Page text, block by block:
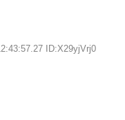
ID:X29yjVrj0